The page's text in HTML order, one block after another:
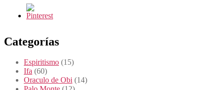
Categorías
Espiritismo (15)
Ifa (60)
Oraculo de Obi (14)